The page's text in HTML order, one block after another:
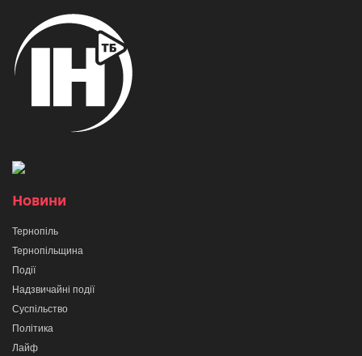
Новини
Тернопіль
Тернопільщина
Події
Надзвичайні події
Суспільство
Політика
Лайф